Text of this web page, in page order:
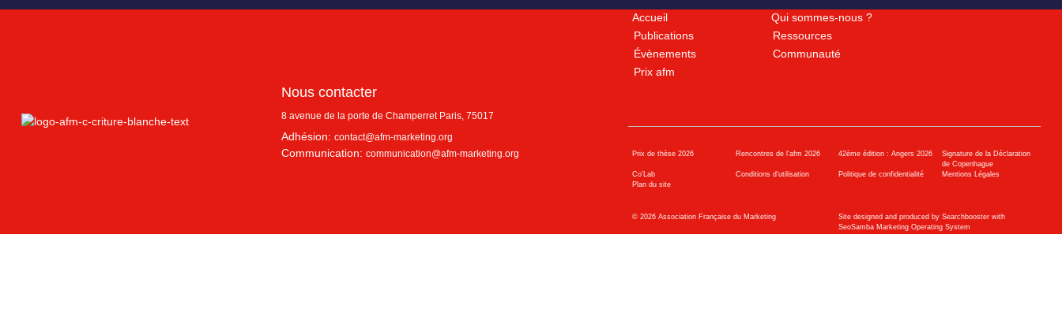
Nous contacter
8 avenue de la porte de Champerret Paris, 75017
Adhésion: contact@afm-marketing.org
Communication: communication@afm-marketing.org
Accueil
Qui sommes-nous ?
Publications
Ressources
Évènements
Communauté
Prix afm
Prix de thèse 2026 Rencontres de l'afm 2026 42ème édition : Angers 2026
Signature de la Déclaration
de Copenhague
Co’Lab
Conditions d’utilisation Politique de confidentialité
Mentions Légales
Plan du site
© 2026Association Française du Marketing
Site designed and produced by Searchbooster with
SeoSamba Marketing Operating System